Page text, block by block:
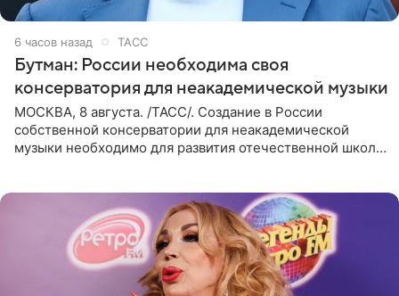
6 часов назад ТАСС
Бутман: России необходима своя
консерватория для неакадемической музыки
МОСКВА, 8 августа. /ТАСС/. Создание в России
собственной консерватории для неакадемической
музыки необходимо для развития отечественной школы